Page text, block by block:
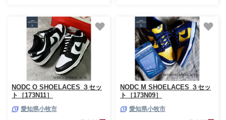
NODC O SHOELACES ３セッ
ト［173N11］
愛知県小牧市
NODC M SHOELACES ３セッ
ト［173N09］
愛知県小牧市